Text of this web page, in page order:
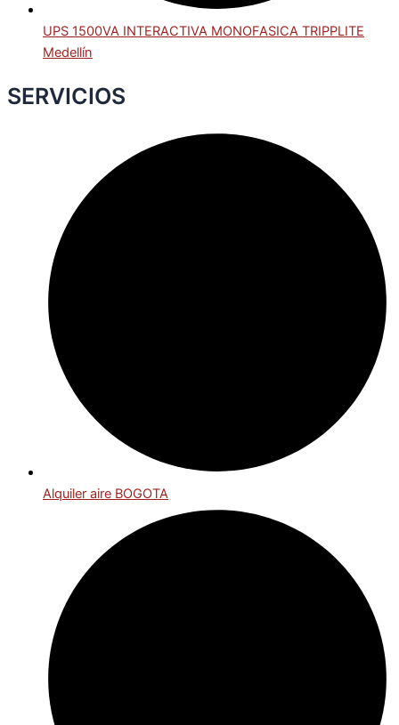
UPS 1500VA INTERACTIVA MONOFASICA TRIPPLITE
Medellín
SERVICIOS
Alquiler aire BOGOTA